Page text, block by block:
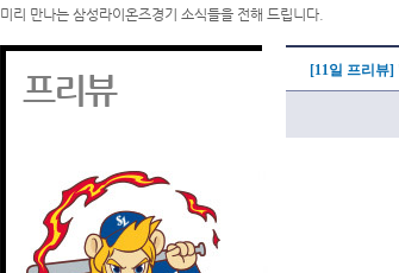
미리 만나는 삼성라이온즈경기 소식들을 전해 드립니다.
프리뷰 [11일 프리뷰